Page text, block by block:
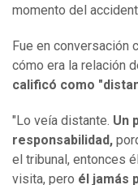
momento del
Fue en conversación
cómo era la relación
calificó como
"Lo veía distante. Un
responsabilidad,
el tribunal, entonces
visita, pero él jamás